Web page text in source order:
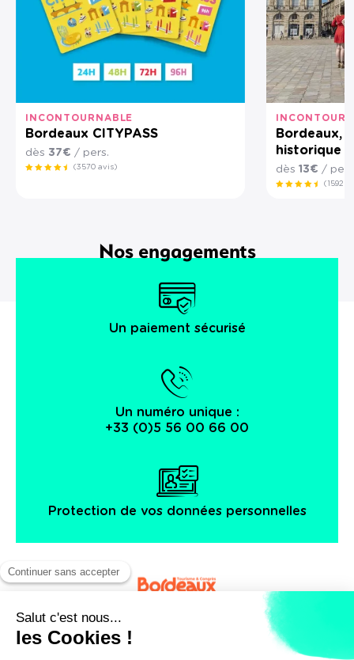
INCONTOURNABLE
Bordeaux CITYPASS
dès 37€ / pers.
(3570 avis)
Bordeaux,
historique
dès13€ /
(1592
Nos engagements
Un paiement sécurisé
Un numéro unique :
+33 (0)5 56 00 66 00
Protection de vos données personnelles